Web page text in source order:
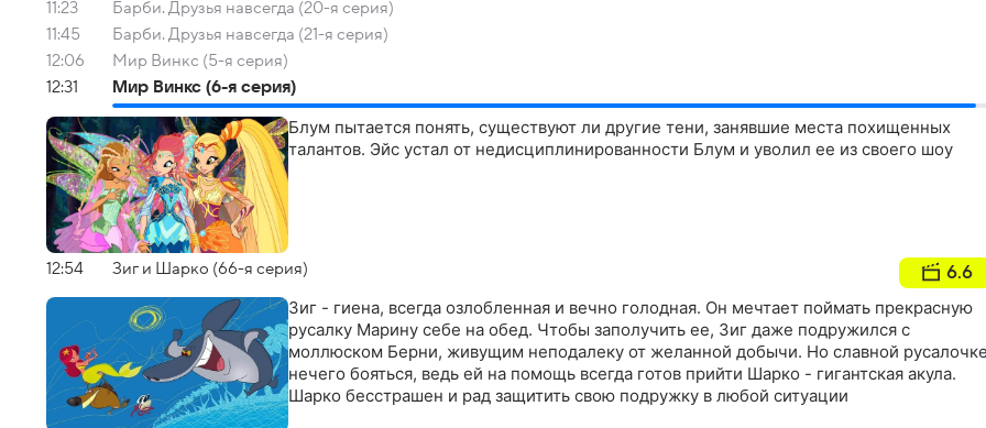
11:23
Барби. Друзья навсегда (20-я серия)
11:45
Барби. Друзья навсегда (21-я серия)
12:06
Мир Винкс (5-я серия)
12:31
Мир Винкс (6-я серия)
Блум пытается понять, существуют ли другие тени, занявшие места похищенных
талантов. Эйс устал от недисциплинированности Блум и уволил ее из своего шоу
12:54 Зиг и Шарко (66-я серия) 6.6
Зиг - гиена, всегда озлобленная и вечно голодная. Он мечтает поймать прекрасную
русалку Марину себе на обед. Чтобы заполучить ее, Зиг даже подружился с
моллюском Берни, живущим неподалеку от желанной добычи. Но славной
нечего бояться, ведь ей на помощь всегда готов прийти Шарко - гигантская акула.
Шарко бесстрашен и рад защитить свою подружку в любой ситуации